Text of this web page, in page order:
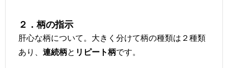
２．柄の指示
肝心な柄について。大きく分けて柄の種類は２種類
あり、 連続柄と リピート柄です。